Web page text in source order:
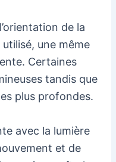
de la
une même
Certaines
tandis que
plus profondes.
avec la lumière
et de